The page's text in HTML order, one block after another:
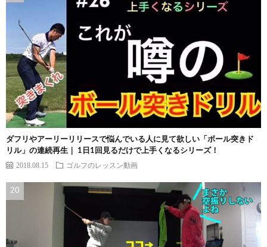
ダフリやアーリーリリースで悩んでいる人に見て欲しい「ボール突きド
リル」の連続再生｜ 1日1回見るだけで上手くなるシリーズ！
2018.08.15 ゴルフのレッスン動画